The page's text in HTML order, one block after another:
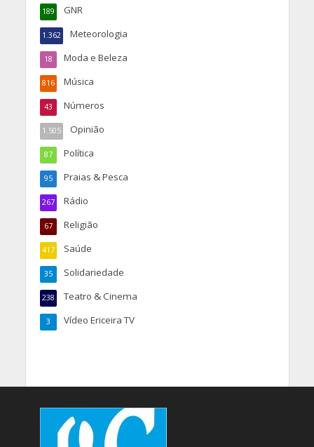
GNR
189
Meteorologia
1.362
Moda e Beleza
18
Música
816
Números
43
Opinião
1.505
Política
87
Praias & Pesca
95
Rádio
267
Religião
67
Saúde
417
Solidariedade
35
Teatro & Cinema
238
Vídeo Ericeira TV
3